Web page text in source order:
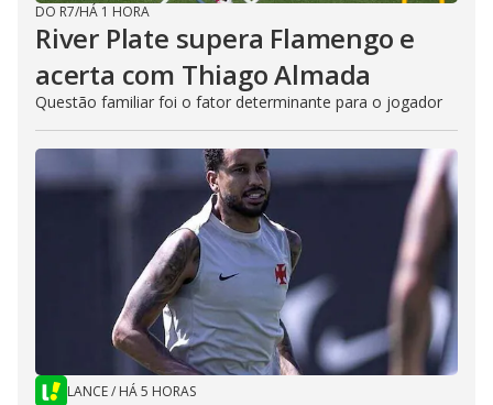
DO R7/HÁ 1 HORA
River Plate supera Flamengo e
acerta com Thiago Almada
Questão familiar foi o fator determinante para o jogador
LANCE/ HÁ 5 HORAS